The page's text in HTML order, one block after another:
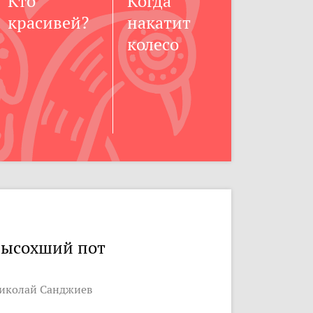
красивей?
накатит
колесо
пот
Санджиев